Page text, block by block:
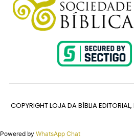
COPYRIGHT LOJA DA BÍBLIA EDITORIAL,
Powered by WhatsApp Chat